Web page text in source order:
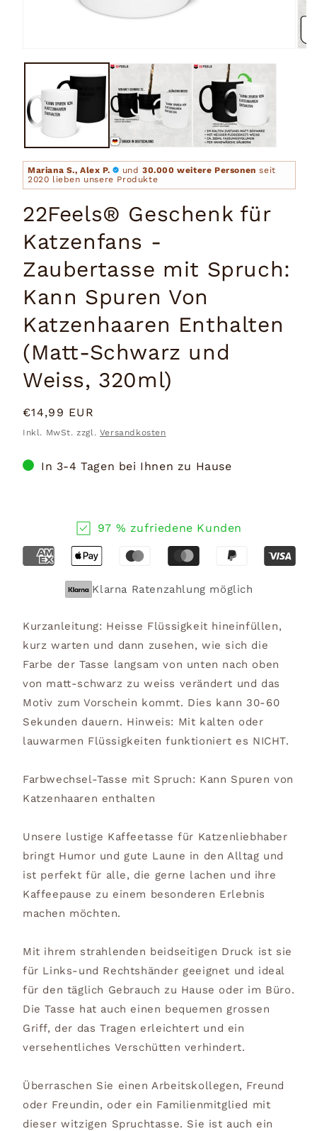
1
öffnen
Mariana S., Alex P. und 30.000 weitere Personen seit
2020 lieben unsere Produkte
22Feels® Geschenk für
Katzenfans -
Zaubertasse mit Spruch:
Kann Spuren Von
Katzenhaaren Enthalten
(Matt-Schwarz und
Weiss, 320ml)
Normaler
Preis
€14,99 EUR
Inkl. MwSt. zzgl. Versandkosten
In 3-4 Tagen bei Ihnen zu Hause
97 % zufriedene Kunden
Klarna Ratenzahlung möglich
Kurzanleitung: Heisse Flüssigkeit hineinfüllen,
kurz warten und dann zusehen, wie sich die
Farbe der Tasse langsam von unten nach oben
von matt-schwarz zu weiss verändert und das
Motiv zum Vorschein kommt. Dies kann 30-60
Sekunden dauern. Hinweis: Mit kalten oder
lauwarmen Flüssigkeiten funktioniert es NICHT.
Farbwechsel-Tasse mit Spruch: Kann Spuren von
Katzenhaaren enthalten
Unsere lustige Kaffeetasse für Katzenliebhaber
bringt Humor und gute Laune in den Alltag und
ist perfekt für alle, die gerne lachen und ihre
Kaffeepause zu einem besonderen Erlebnis
machen möchten.
Mit ihrem strahlenden beidseitigen Druck ist sie
für Links-und Rechtshänder geeignet und ideal
für den täglich Gebrauch zu Hause oder im Büro.
Die Tasse hat auch einen bequemen grossen
Griff, der das Tragen erleichtert und ein
versehentliches Verschütten verhindert.
Überraschen Sie einen Arbeitskollegen, Freund
oder Freundin, oder ein Familienmitglied mit
dieser witzigen Spruchtasse. Sie ist auch ein